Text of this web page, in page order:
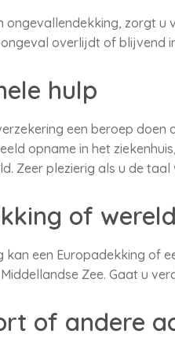
ongevallendekking, zorgt
overlijdt of blijvend
hulp
een beroep
opname in het
Zeer plezierig als u de
of
kan een Europadekking of
Zee. Gaat u
of andere